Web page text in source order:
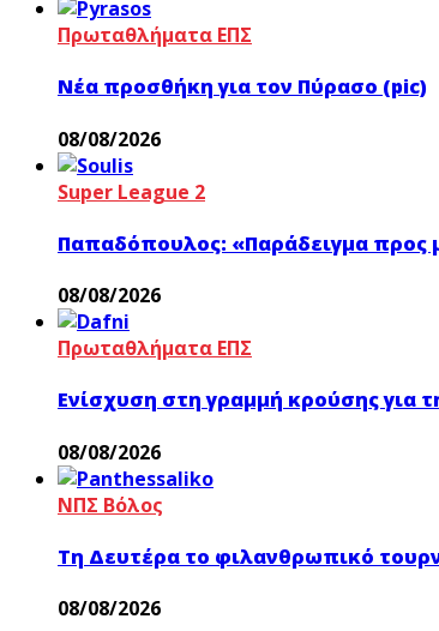
Πρωταθλήματα ΕΠΣ
Νέα προσθήκη για τον Πύρασο (pic)
08/08/2026
Super League 2
Παπαδόπουλος: «Παράδειγμα προς
08/08/2026
Πρωταθλήματα ΕΠΣ
Ενίσχυση στη γραμμή κρούσης για
08/08/2026
ΝΠΣ Βόλος
Τη Δευτέρα το φιλανθρωπικό
08/08/2026